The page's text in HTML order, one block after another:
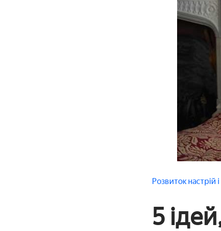
Розвиток настрій
5